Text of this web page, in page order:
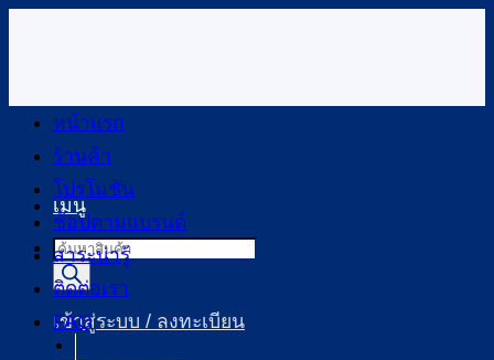
เนื้อหา
เมนู
Products
search
เข้าสู่ระบบ / ลงทะเบียน
หน้าแรก
ร้านค้า
โปรโมชัน
ช้อปตามแบรนด์
สาระน่ารู้
ติดต่อเรา
FAQ